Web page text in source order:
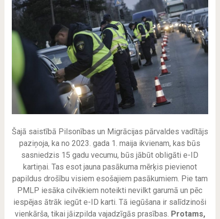
Šajā saistībā Pilsonības un Migrācijas pārvaldes vadītājs
paziņoja, ka no 2023. gada 1. maija ikvienam, kas būs
sasniedzis 15 gadu vecumu, būs jābūt obligāti e-ID
kartiņai. Tas esot jauna pasākuma mērķis pievienot
papildus drošību visiem esošajiem pasākumiem. Pie tam
PMLP iesāka cilvēkiem noteikti nevilkt garumā un pēc
iespējas ātrāk iegūt e-ID karti. Tā iegūšana ir salīdzinoši
vienkārša, tikai jāizpilda vajadzīgās prasības. Protams,